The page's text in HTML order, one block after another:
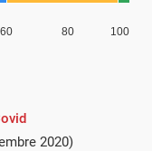
2020)